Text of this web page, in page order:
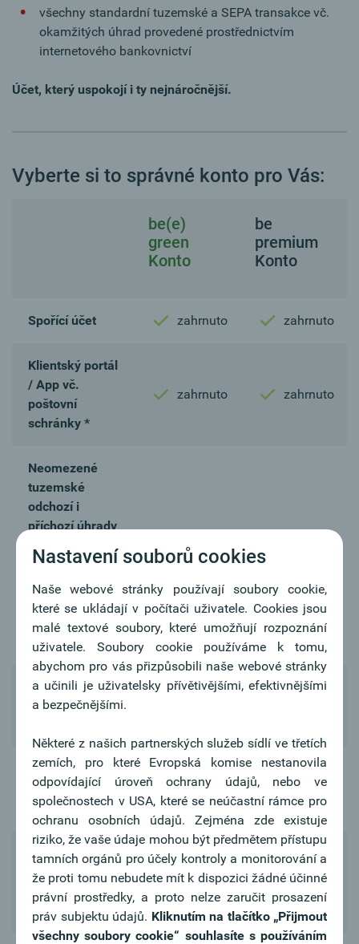
všechny standardní tuzemské a SEPA transakce vč.
okamžitých úhrad provedené prostřednictvím
internetového bankovnictví
Účet, který uspokojí i ty nejnáročnější.
Vyberte si to správné konto pro Vás:
be(e)
green
Konto
be
premium
Konto
Spořící účet zahrnuto zahrnuto
Klientský portál
/ App vč.
poštovní
schránky *
zahrnuto zahrnuto
Neomezené
tuzemské
odchozí i
příchozí úhrady
úhrady a
úhrady SEPA
pořízené
internetovým
bankovnictvím
zahrnuto
Oberbank
Mastercard
Oberbank
Mastercard
Gold
- zahrnuto
Pojištění
debetní karty
pro případ
ztráty / krádeže
1x 3x
Nastavení souborů cookies
Naše webové stránky používají soubory cookie,
které se ukládají v počítači uživatele. Cookies jsou
malé textové soubory, které umožňují rozpoznání
uživatele. Soubory cookie používáme k tomu,
abychom pro vás přizpůsobili naše webové stránky
a učinili je uživatelsky přívětivějšími, efektivnějšími
a bezpečnějšími.
Některé z našich partnerských služeb sídlí ve třetích
zemích, pro které Evropská komise nestanovila
odpovídající úroveň ochrany údajů, nebo ve
společnostech v USA, které se neúčastní rámce pro
ochranu osobních údajů. Zejména zde existuje
riziko, že vaše údaje mohou být předmětem přístupu
tamních orgánů pro účely kontroly a monitorování a
že proti tomu nebudete mít k dispozici žádné účinné
právní prostředky, a proto nelze zaručit prosazení
práv subjektu údajů. Kliknutím na tlačítko „Přijmout
všechny soubory cookie“ souhlasíte s používáním